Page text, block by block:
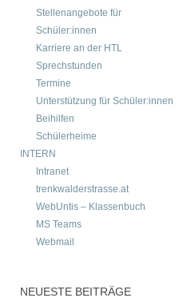
Stellenangebote für
Schüler:innen
Karriere an der HTL
Sprechstunden
Termine
Unterstützung für Schüler:innen
Beihilfen
Schülerheime
INTERN
Intranet
trenkwalderstrasse.at
WebUntis – Klassenbuch
MS Teams
Webmail
NEUESTE BEITRÄGE